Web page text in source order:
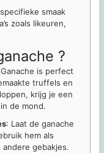
smaak
zoals likeuren,
?
is perfect
truffels en
krijg je een
de mond.
: Laat de ganache
hem als
gebakjes.